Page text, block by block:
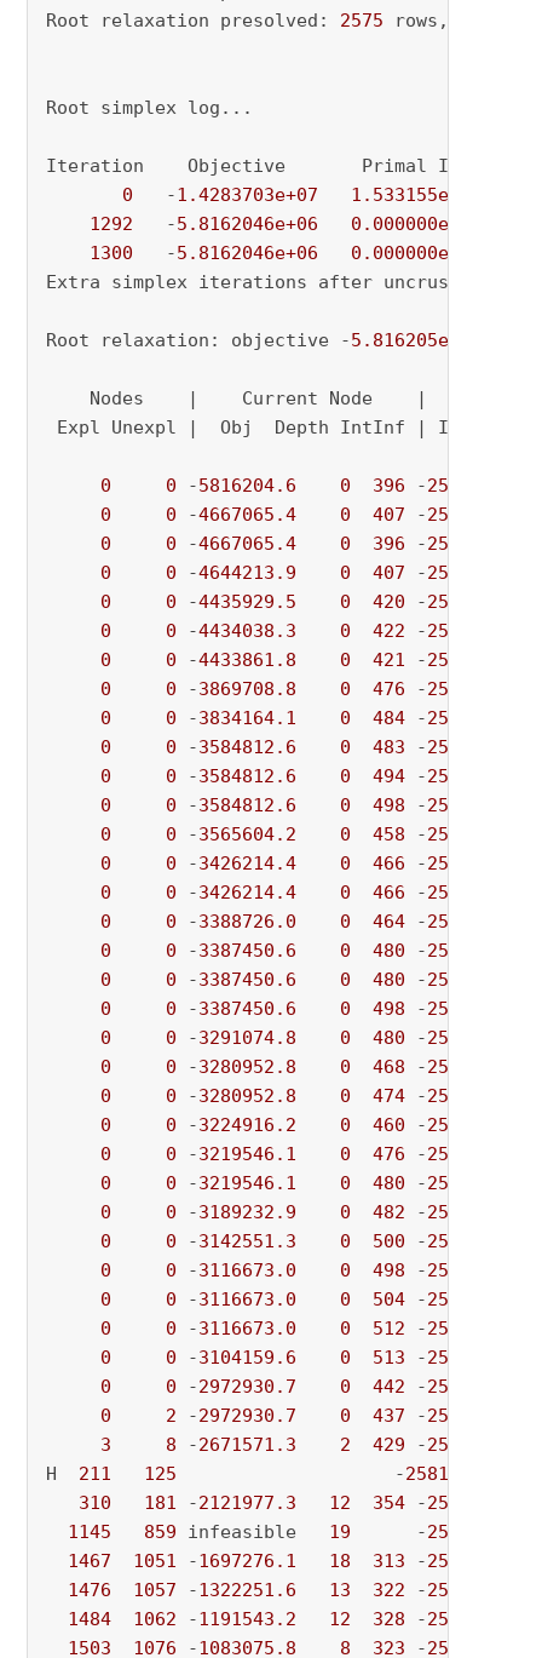
Root relaxation presolved: 2575 rows,
Root simplex log...
Iteration    Objective       Primal Inf.
0 -1.4283703e+07 1.533155e+04
1292 -5.8162046e+06 0.000000e+00
1300 -5.8162046e+06 0.000000e+00
Extra simplex iterations after uncrush:
Root relaxation: objective -5.816205e+06
Nodes    |    Current Node    |
Expl Unexpl |  Obj  Depth IntInf | Incumbent
0 0 -5816204.6 0 396 -2581.4523
0
0 -4667065.4 0 407 -2581.4523
0
0 -4667065.4 0 396 -2581.4523
0
0 -4644213.9 0 407 -2581.4523
0
0 -4435929.5 0 420 -2581.4523
0
0 -4434038.3 0 422 -2581.4523
0
0 -4433861.8 0 421 -2581.4523
0
0 -3869708.8 0 476 -2581.4523
0
0 -3834164.1 0 484 -2581.4523
0
0 -3584812.6 0 483 -2581.4523
0
0 -3584812.6 0 494 -2581.4523
0
0 -3584812.6 0 498 -2581.4523
0
0 -3565604.2 0 458 -2581.4523
0
0 -3426214.4 0 466 -2581.4523
0
0 -3426214.4 0 466 -2581.4523
0
0 -3388726.0 0 464 -2581.4523
0
0 -3387450.6 0 480 -2581.4523
0
0 -3387450.6 0 480 -2581.4523
0
0 -3387450.6 0 498 -2581.4523
0
0 -3291074.8 0 480 -2581.4523
0
0 -3280952.8 0 468 -2581.4523
0
0 -3280952.8 0 474 -2581.4523
0
0 -3224916.2 0 460 -2581.4523
0
0 -3219546.1 0 476 -2581.4523
0
0 -3219546.1 0 480 -2581.4523
0
0 -3189232.9 0 482 -2581.4523
0
0 -3142551.3 0 500 -2581.4523
0
0 -3116673.0 0 498 -2581.4523
0
0 -3116673.0 0 504 -2581.4523
0
0 -3116673.0 0 512 -2581.4523
0
0 -3104159.6 0 513 -2581.4523
0
0 -2972930.7 0 442 -2581.4523
0
2 -2972930.7 0 437 -2581.4523
3
8 -2671571.3 2 429 -2581.4523
H 211 125 -2581.543570
310
181 -2121977.3 12 354 -2581.5436
1145
859 infeasible 19 -2581.5436
1467
1051 -1697276.1 18 313 -2581.5436
1476
1057 -1322251.6 13 322 -2581.5436
1484
1062 -1191543.2 12 328 -2581.5436
1503
1076 -1083075.8 8 323 -2581.5436